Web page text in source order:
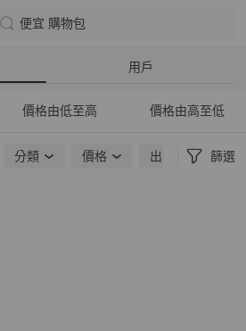
便宜 購物包
用戶
價格由低至高 價格由高至低
分類 價格 出貨地點 篩選